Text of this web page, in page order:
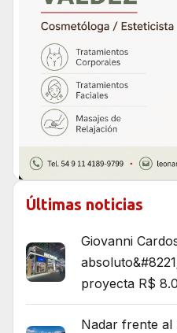
Últimas noticias
Giovanni
proyecta R$
Nadar frente al